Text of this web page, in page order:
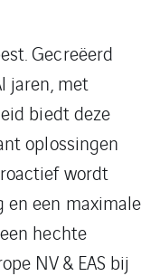
Gecreëerd
jaren, met
biedt deze
oplossingen
wordt
en een maximale
hechte
NV & EAS bij